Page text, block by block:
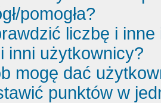
pomogła?
liczbę i
inni użytkownicy?
mogę dać
punktów w